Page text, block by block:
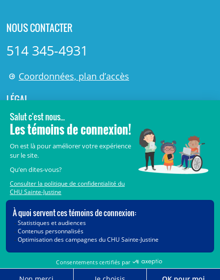
NOUS CONTACTER
514 345-4931
Coordonnées, plan d’accès
LÉGAL
© 2006-2026Centre de recherche Azrieli du CHU Sainte-
Justine.
Avis légaux